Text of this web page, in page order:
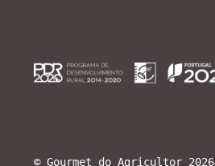
© Gourmet do Agricultor 2026